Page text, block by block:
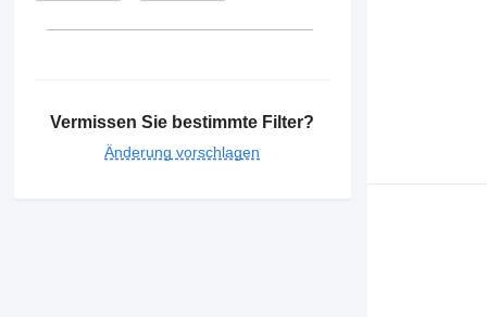
Vermissen Sie bestimmte Filter?
Änderung vorschlagen